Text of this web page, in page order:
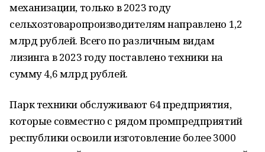
механизации, только в 2023 году
сельхозтоваропроизводителям направлено 1,2
млрд рублей. Всего по различным видам
лизинга в 2023 году поставлено техники на
сумму 4,6 млрд рублей.
Парк техники обслуживают 64 предприятия,
которые совместно с рядом промпредприятий
республики освоили изготовление более 3000